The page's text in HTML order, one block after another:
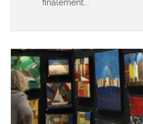
finalement...